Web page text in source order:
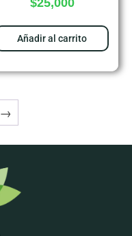
$25,000
Añadir al carrito
→